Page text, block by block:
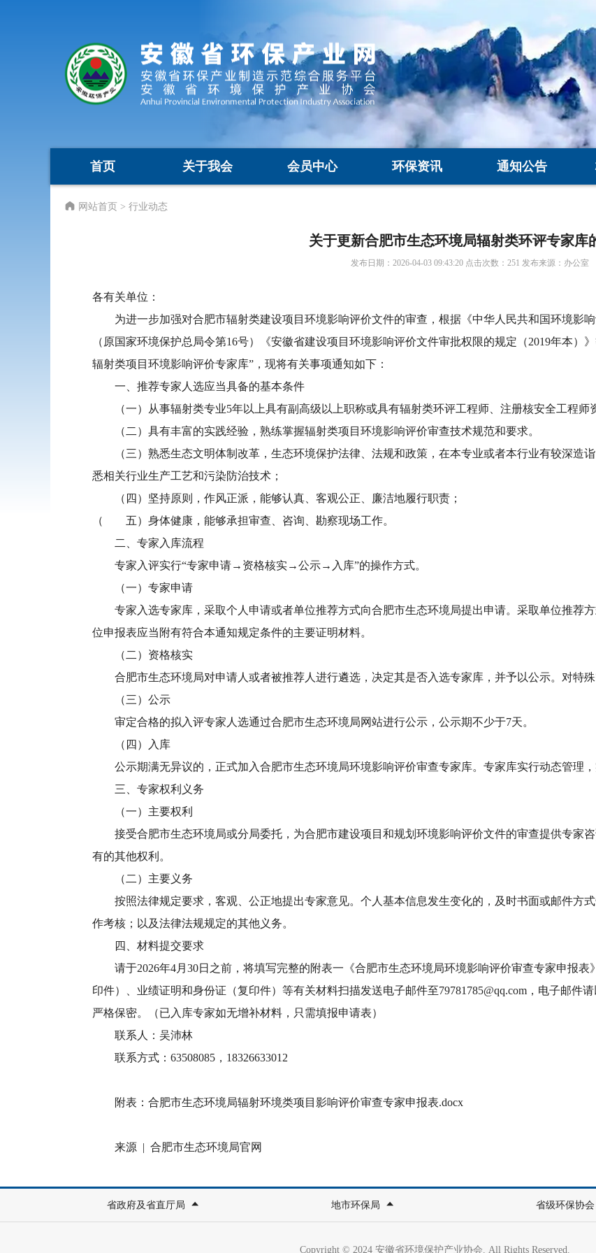
首页 关于我会 会员中心 环保资讯 通知公告
网站首页 > 行业动态
关于更新合肥市生态环境局辐射类环评专家库
发布日期：2026-04-03 09:43:20 点击次数：251 发布来源：办公室
各有关单位：
为进一步加强对合肥市辐射类建设项目环境影响评价文件的审查，根据《中华人民共和国环境影响
（原国家环境保护总局令第16号）《安徽省建设项目环境影响评价文件审批权限的规定（2019年本）
辐射类项目环境影响评价专家库”，现将有关事项通知如下：
一、推荐专家人选应当具备的基本条件
（一）从事辐射类专业5年以上具有副高级以上职称或具有辐射类环评工程师、注册核安全工程师
（二）具有丰富的实践经验，熟练掌握辐射类项目环境影响评价审查技术规范和要求。
（三）熟悉生态文明体制改革，生态环境保护法律、法规和政策，在本专业或者本行业有较深造
悉相关行业生产工艺和污染防治技术；
（四）坚持原则，作风正派，能够认真、客观公正、廉洁地履行职责；
（ 五）身体健康，能够承担审查、咨询、勘察现场工作。
二、专家入库流程
专家入评实行“专家申请→资格核实→公示→入库”的操作方式。
（一）专家申请
专家入选专家库，采取个人申请或者单位推荐方式向合肥市生态环境局提出申请。采取单位推荐
位申报表应当附有符合本通知规定条件的主要证明材料。
（二）资格核实
合肥市生态环境局对申请人或者被推荐人进行遴选，决定其是否入选专家库，并予以公示。对特殊
（三）公示
审定合格的拟入评专家人选通过合肥市生态环境局网站进行公示，公示期不少于7天。
（四）入库
公示期满无异议的，正式加入合肥市生态环境局环境影响评价审查专家库。专家库实行动态管理，
三、专家权利义务
（一）主要权利
接受合肥市生态环境局或分局委托，为合肥市建设项目和规划环境影响评价文件的审查提供专家
有的其他权利。
（二）主要义务
按照法律规定要求，客观、公正地提出专家意见。个人基本信息发生变化的，及时书面或邮件方
作考核；以及法律法规规定的其他义务。
四、材料提交要求
请于2026年4月30日之前，将填写完整的附表一《合肥市生态环境局环境影响评价审查专家申报表
印件）、业绩证明和身份证（复印件）等有关材料扫描发送电子邮件至79781785@qq.com，电子邮件
严格保密。（已入库专家如无增补材料，只需填报申请表）
联系人：吴沛林
联系方式：63508085，18326633012
附表：合肥市生态环境局辐射环境类项目影响评价审查专家申报表.docx
来源 | 合肥市生态环境局官网
省政府及省直厅局 地市环保局 省级环保协会
Copyright © 2024 安徽省环境保护产业协会. All Rights Reserved.